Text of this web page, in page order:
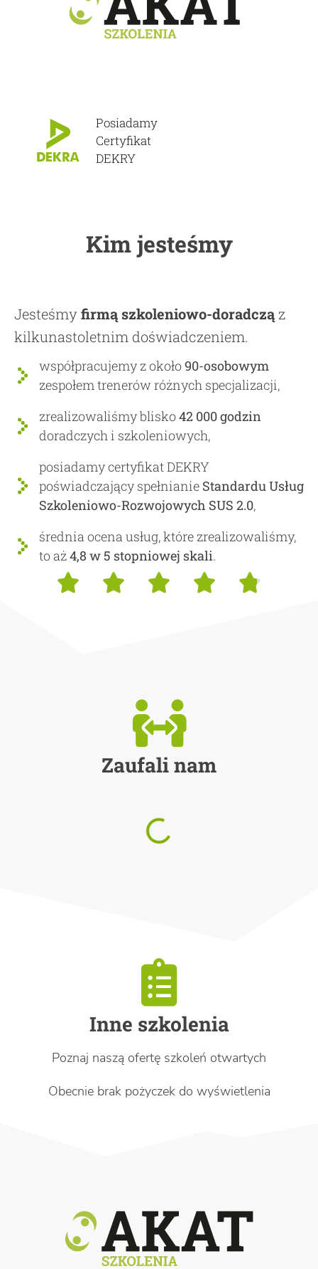
Kim jesteśmy
Jesteśmyfirmą szkoleniowo-doradczą z
kilkunastoletnim doświadczeniem.
współpracujemy z około90-osobowym
zespołem trenerów różnych specjalizacji,
zrealizowaliśmy blisko42 000 godzin
doradczych i szkoleniowych,
posiadamy certyfikat DEKRY
poświadczający spełnianie Standardu Usług
Szkoleniowo-Rozwojowych SUS 2.0,
średnia ocena usług, które zrealizowaliśmy,
to aż4,8 w 5 stopniowej skali.
    
Posiadamy
Certyfikat
DEKRY
Zaufali nam
Inne szkolenia
Poznaj naszą ofertę szkoleń otwartych
Obecnie brak pożyczek do wyświetlenia